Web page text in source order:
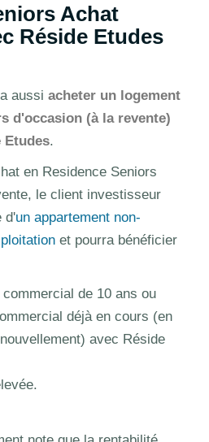
Achat
Réside Etudes
aussi acheter un logement
d'occasion (à la revente)
Etudes.
en Residence Seniors
le client investisseur
d'un appartement non-
et pourra bénéficier
de 10 ans ou
déjà en cours (en
avec Réside